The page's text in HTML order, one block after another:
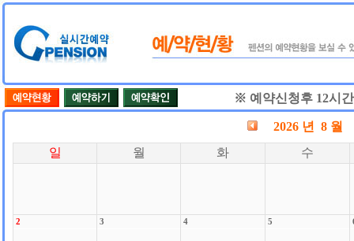
※ 예약신청후 12시
2026 년 8 월
일
월 화 수
2 3 4 5